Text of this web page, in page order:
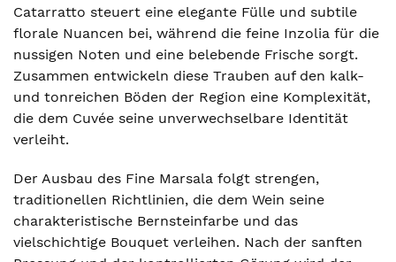
Catarratto steuert eine elegante Fülle und subtile
florale Nuancen bei, während die feine Inzolia für die
nussigen Noten und eine belebende Frische sorgt.
Zusammen entwickeln diese Trauben auf den kalk-
und tonreichen Böden der Region eine Komplexität,
die dem Cuvée seine unverwechselbare Identität
verleiht.
Der Ausbau des Fine Marsala folgt strengen,
traditionellen Richtlinien, die dem Wein seine
charakteristische Bernsteinfarbe und das
vielschichtige Bouquet verleihen. Nach der sanften